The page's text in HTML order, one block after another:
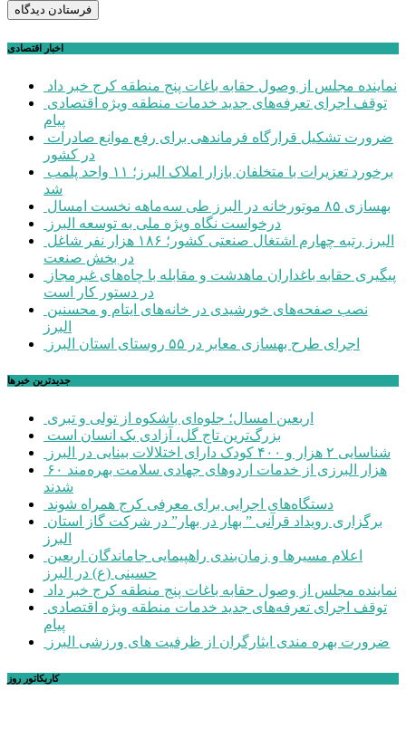
اخبار اقتصادی
نماینده مجلس از وصول حقابه باغات پنج منطقه کرج خبر داد
پیام
در کشور
شد
بهسازی ۸۵ موتورخانه در البرز طی سه‌ماهه نخست امسال
درخواست نگاه ویژه ملی به توسعه البرز
در بخش صنعت
در دستور کار است
البرز
اجرای طرح بهسازی معابر در ۵۵ روستای استان البرز
جديدترين خبرها
اربعین امسال؛ جلوه‌ای باشکوه از تولی و تبری
بزرگ‌ترین تاج گل، آزادی یک انسان است
شناسایی ۲ هزار و ۴۰۰ کودک دارای اختلالات بینایی در البرز
۶۰ هزار البرزی از خدمات اردوهای جهادی سلامت بهره‌مند
شدند
دستگاه‌های اجرایی برای معرفی کرج همراه شوند
البرز
حسینی (ع) در البرز
نماینده مجلس از وصول حقابه باغات پنج منطقه کرج خبر داد
پیام
ضرورت بهره مندی ایثارگران از ظرفیت های ورزشی البرز
کاریکاتور روز